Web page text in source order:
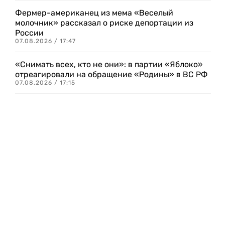
Фермер-американец из мема «Веселый
молочник» рассказал о риске депортации из
России
07.08.2026 / 17:47
«Снимать всех, кто не они»: в партии «Яблоко»
отреагировали на обращение «Родины» в ВС РФ
07.08.2026 / 17:15